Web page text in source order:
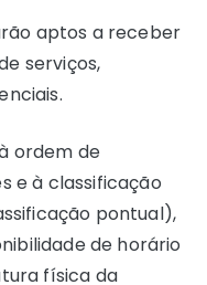
aptos a receber
serviços,
ordem de
e à classificação
pontual),
de horário
física da